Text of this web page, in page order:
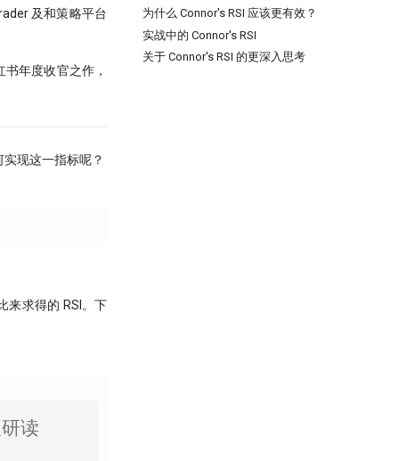
为什么 Connor's RSI 应该更有效？
实战中的 Connor's RSI
关于 Connor's RSI 的更深入思考
及和策略平台
年度收官之作，
现这一指标呢？
来求得的 RSI。下
读